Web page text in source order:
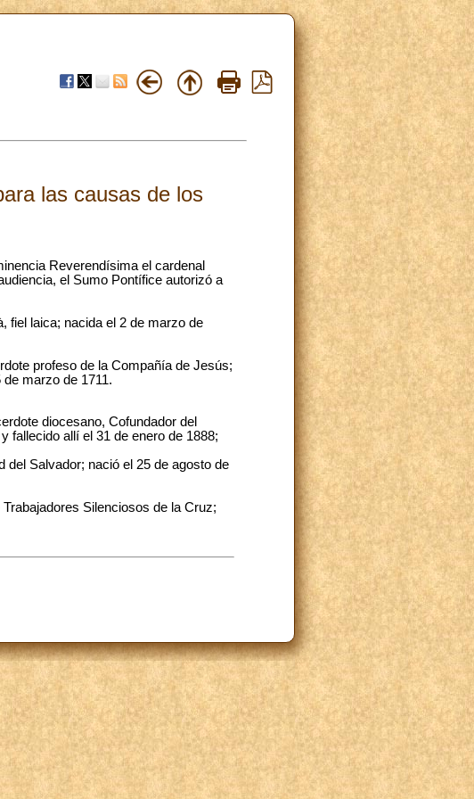
las causas de los
Reverendísima el cardenal
el Sumo Pontífice autorizó a
fiel laica; nacida el 2 de marzo de
profeso de la Compañía de Jesús;
marzo de 1711.
diocesano, Cofundador del
fallecido allí el 31 de enero de 1888;
del Salvador; nació el 25 de agosto de
Silenciosos de la Cruz;